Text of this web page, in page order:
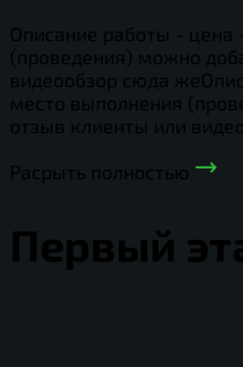
Описание работы - цена
(проведения) можно
видеообзор сюда
место выполнения
отзыв клиенты или
Расрыть полностью
Первый